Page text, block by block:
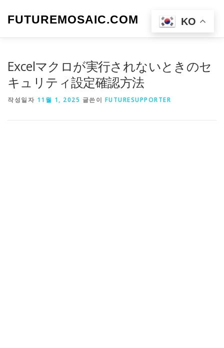
FUTUREMOSAIC.COM 메뉴
Excelマクロが実行されないときのセ
キュリティ設定確認方法
작성일자 11월 1, 2025 글쓴이 FUTURESUPPORTER
KO